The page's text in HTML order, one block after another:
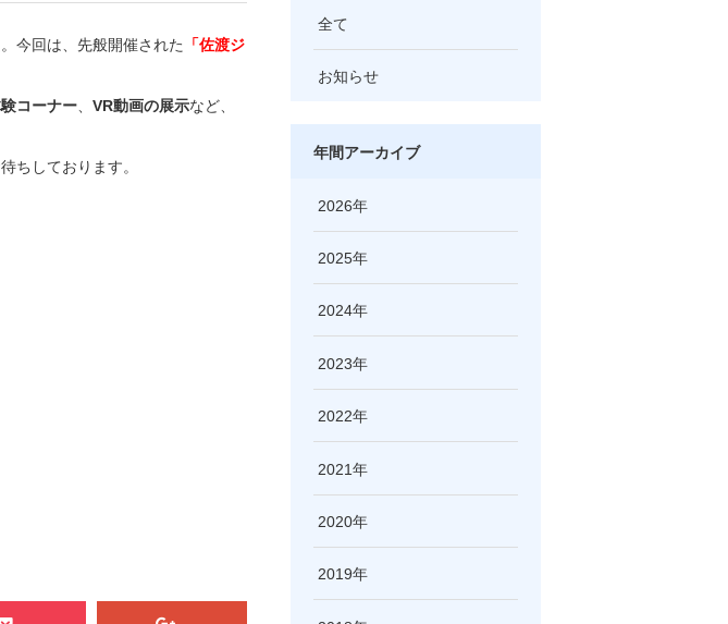
今回は、先般開催された
「佐渡ジ
コーナー VR動画の展示など、
ちしております。
全て
お知らせ
年間アーカイブ
2026
2025
2024
2023
2022
2021
2020
2019